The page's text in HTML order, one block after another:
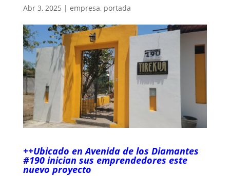
Abr 3, 2025 | empresa, portada
++Ubicado en Avenida de los Diamantes
#190 inician sus emprendedores este
nuevo proyecto